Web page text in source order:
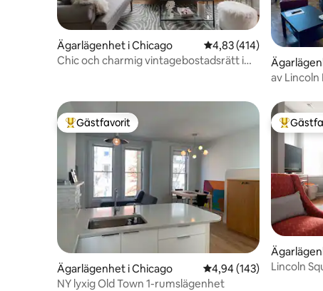
Ägarlägenhet i Chicago 4,83 av 5 i
4,83 (414)
Chic och charmig vintagebostadsrätt i
av Lincoln
Populär gästfavorit
Gästfavorit
Ägarlägenhet i Chicago 4,94 av 5 i
4,94 (143)
NY lyxig Old Town 1-rumslägenhet
Populär
Lincoln